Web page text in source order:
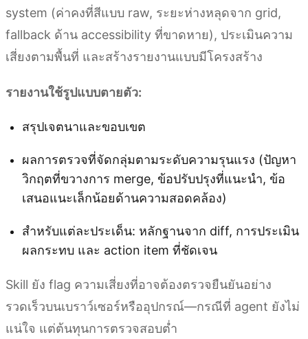
system (ค่าคงที่สีแบบ raw, ระยะห่างหลุดจาก grid,
fallback ด้าน accessibility ที่ขาดหาย), ประเมินความ
เสี่ยงตามพื้นที่ และสร้างรายงานแบบมีโครงสร้าง
รายงานใช้รูปแบบตายตัว:
สรุปเจตนาและขอบเขต
ผลการตรวจที่จัดกลุ่มตามระดับความรุนแรง (ปัญหา
วิกฤตที่ขวางการ merge, ข้อปรับปรุงที่แนะนำ, ข้อ
เสนอแนะเล็กน้อยด้านความสอดคล้อง)
สำหรับแต่ละประเด็น: หลักฐานจาก diff, การประเมิน
ผลกระทบ และ action item ที่ชัดเจน
Skill ยัง flag ความเสี่ยงที่อาจต้องตรวจยืนยันอย่าง
รวดเร็วบนเบราว์เซอร์หรืออุปกรณ์—กรณีที่ agent ยังไม่
แน่ใจ แต่ต้นทุนการตรวจสอบต่ำ